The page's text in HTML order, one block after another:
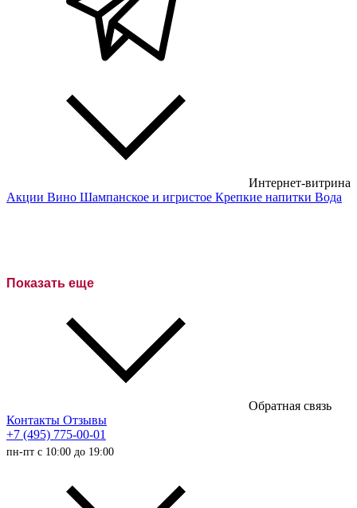
Интернет-витрина
Акции Вино Шампанское и игристое Крепкие напитки Вода
Полусухие вина
Полусладкие вина
Итальянские вина
Испанские вина
Немецкие вина
Показать еще
Обратная связь
Контакты Отзывы
+7 (495) 775-00-01
пн-пт с 10:00 до 19:00